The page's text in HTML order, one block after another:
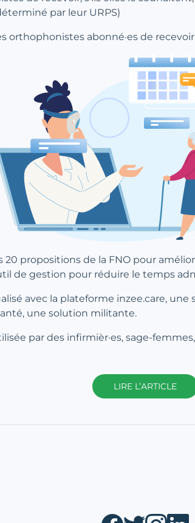
par leur URPS)
orthophonistes abonné·es de
propositions de la FNO pour
de gestion pour réduire le temps
avec la plateforme inzee.care,
une solution militante.
par des infirmièr·es, sage-
LIRE L’ARTICLE